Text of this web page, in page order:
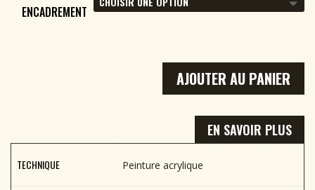
ENCADREMENT
AJOUTER AU PANIER
EN SAVOIR PLUS
TECHNIQUE Peinture acrylique